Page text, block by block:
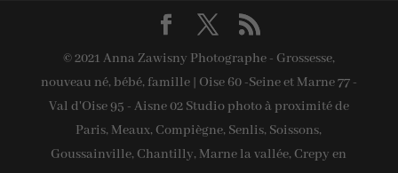
© 2021 Anna Zawisny Photographe - Grossesse,
nouveau né, bébé, famille | Oise 60 -Seine et Marne 77 -
Val d'Oise 95 - Aisne 02 Studio photo à proximité de
Paris, Meaux, Compiègne, Senlis, Soissons,
Goussainville, Chantilly, Marne la vallée, Crepy en